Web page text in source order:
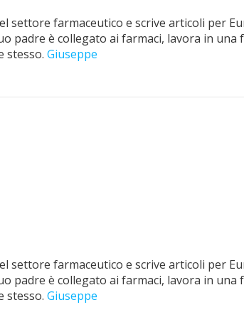
settore farmaceutico e scrive articoli per
padre è collegato ai farmaci, lavora in
stesso. Giuseppe
settore farmaceutico e scrive articoli per
padre è collegato ai farmaci, lavora in
stesso. Giuseppe